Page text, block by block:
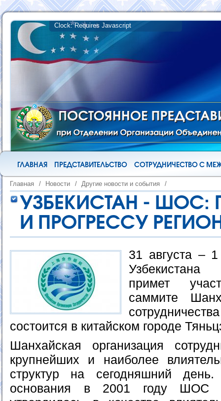
ГЛАВНАЯ ПРЕДСТАВИТЕЛЬСТВО СОТРУДНИЧЕСТВО С
Главная / Новости / Другие новости и события /
УЗБЕКИСТАН - ШОС:
И ПРОГРЕССУ
31 августа –
примет
саммите
состоится в китайском городе
Шанхайская организация
крупнейших и наиболее
структур на сегодняшний
основания в 2001 году ШОС